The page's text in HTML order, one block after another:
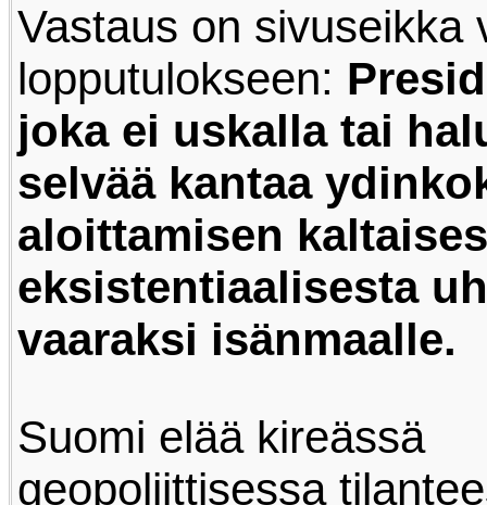
Vastaus on sivuseikka
lopputulokseen:
joka ei uskalla tai
selvää kantaa
aloittamisen
eksistentiaalisesta
vaaraksi isänmaalle.
Suomi elää kireässä
geopoliittisessa